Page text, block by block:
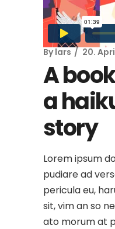
By lars 20.
A
a
story
Lorem ipsum
pudiare ad
pericula eu,
sit, vim an so
ato morum at